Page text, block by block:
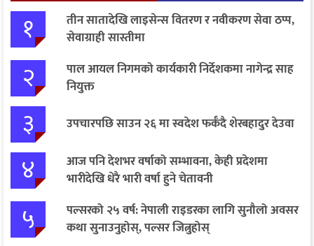
१
तीन सातादेखि लाइसेन्स वितरण र नवीकरण सेवा ठप्प,
सेवाग्राही सास्तीमा
२
पाल आयल निगमको कार्यकारी निर्देशकमा नागेन्द्र साह
नियुक्त
३ उपचारपछि साउन २६ मा स्वदेश फर्कँदै शेरबहादुर देउवा
४
आज पनि देशभर वर्षाको सम्भावना, केही प्रदेशमा
भारीदेखि धेरै भारी वर्षा हुने चेतावनी
५
पल्सरको २५ वर्ष: नेपाली राइडरका लागि सुनौलो अवसर
कथा सुनाउनुहोस्, पल्सर जित्नुहोस्